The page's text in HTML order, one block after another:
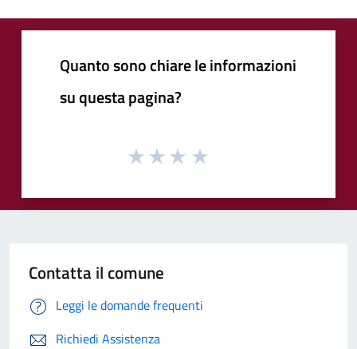
Quanto sono chiare le informazioni
su questa pagina?
Contatta il comune
Leggi le domande frequenti
Richiedi Assistenza